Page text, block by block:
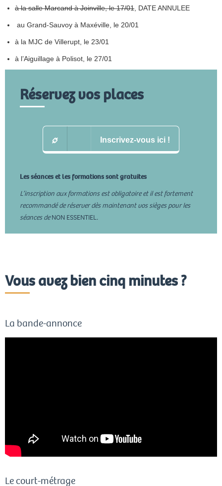
à la salle Marcand à Joinville, le 17/01 , DATE ANNULEE
au Grand-Sauvoy à Maxéville, le 20/01
à la MJC de Villerupt, le 23/01
à l’Aiguillage à Polisot, le 27/01
Réservez vos places
Inscrivez-vous ici !
Les séances et les formations sont gratuites
L’inscription aux formations est obligatoire et il est fortement
recommandé de réserver dès maintenant vos sièges pour les
séances deNON ESSENTIEL.
Vous avez bien cinq minutes ?
La bande-annonce
Le court-métrage